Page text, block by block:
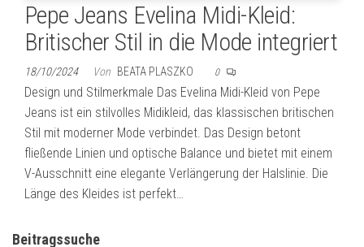
Pepe Jeans Evelina Midi-Kleid:
Britischer Stil in die Mode integriert
18/10/2024 Von BEATA PLASZKO 0
Design und Stilmerkmale Das Evelina Midi-Kleid von Pepe
Jeans ist ein stilvolles Midikleid, das klassischen britischen
Stil mit moderner Mode verbindet. Das Design betont
fließende Linien und optische Balance und bietet mit einem
V-Ausschnitt eine elegante Verlängerung der Halslinie. Die
Länge des Kleides ist perfekt…
Beitragssuche